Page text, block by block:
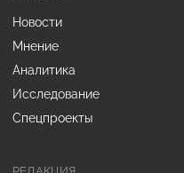
Новости
Мнение
Аналитика
Исследование
Спецпроекты